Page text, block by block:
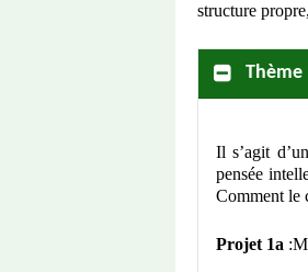
structure
Thème
Il s’agit
pensée
Comment le
Projet 1a